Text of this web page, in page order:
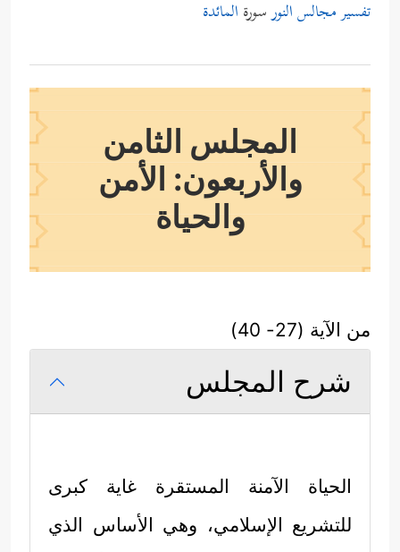
تفسير مجالس النورسورة المائدة
المجلس الثامن
والأربعون: الأمن
والحياة
من الآية (27- 40)
شرح المجلس
الحياة الآمنة المستقرة غاية كبرى
للتشريع الإسلامي، وهي الأساس الذي